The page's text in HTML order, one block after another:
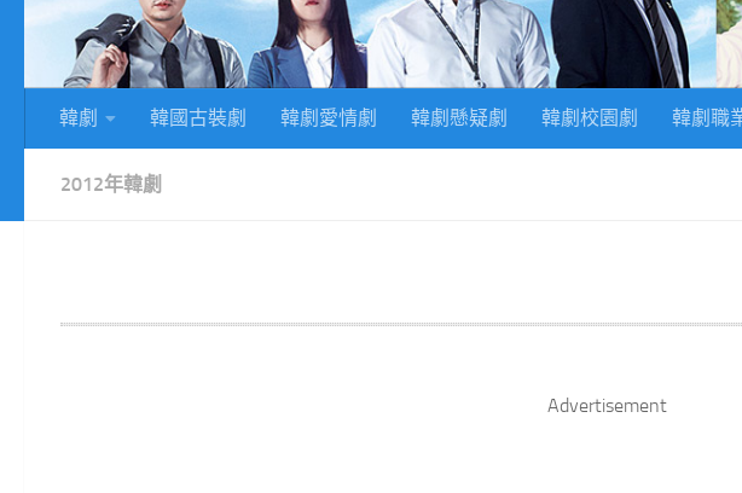
韓劇 韓國古裝劇 韓劇愛情劇 韓劇懸疑劇 韓劇校園劇 韓劇職
2012年韓劇
Advertisement